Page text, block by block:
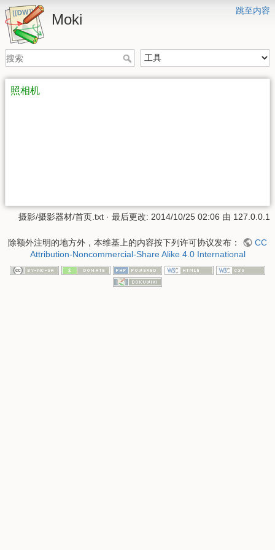
跳至内容
Moki
照相机
摄影/摄影器材/首页.txt · 最后更改: 2014/10/25 02:06 由 127.0.0.1
除额外注明的地方外，本维基上的内容按下列许可协议发布：
CC
Attribution-Noncommercial-Share Alike 4.0 International